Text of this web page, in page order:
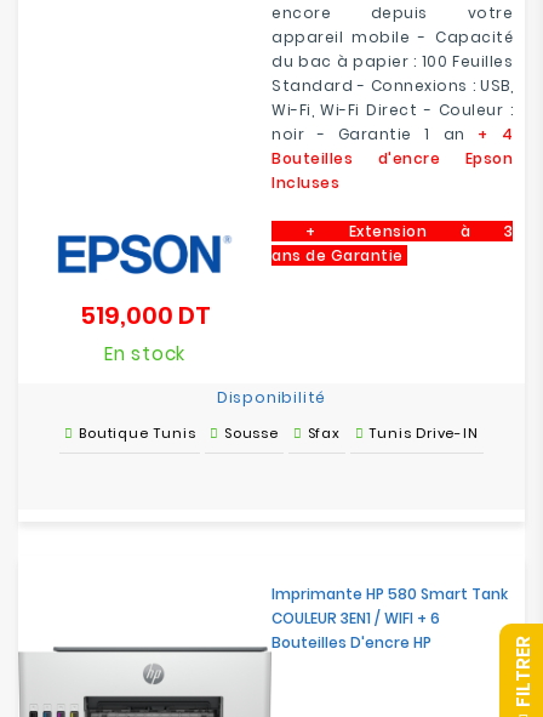
encore depuis votre
appareil mobile - Capacité
du bac à papier : 100 Feuilles
Standard - Connexions : USB,
Wi-Fi, Wi-Fi Direct - Couleur :
noir - Garantie 1 an + 4
Bouteilles d'encre Epson
Incluses
+ Extension à 3
ans de Garantie
519,000 DTPrix
En stock
Disponibilité
Boutique Tunis Sousse Sfax Tunis Drive-IN
Imprimante HP 580 Smart Tank
COULEUR 3EN1 / WIFI + 6
Bouteilles D'encre HP
R